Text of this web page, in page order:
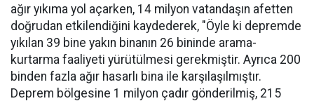
ağır yıkıma yol açarken, 14 milyon vatandaşın afetten
doğrudan etkilendiğini kaydederek, "Öyle ki depremde
yıkılan 39 bine yakın binanın 26 bininde arama-
kurtarma faaliyeti yürütülmesi gerekmiştir. Ayrıca 200
binden fazla ağır hasarlı bina ile karşılaşılmıştır.
Deprem bölgesine 1 milyon çadır gönderilmiş, 215